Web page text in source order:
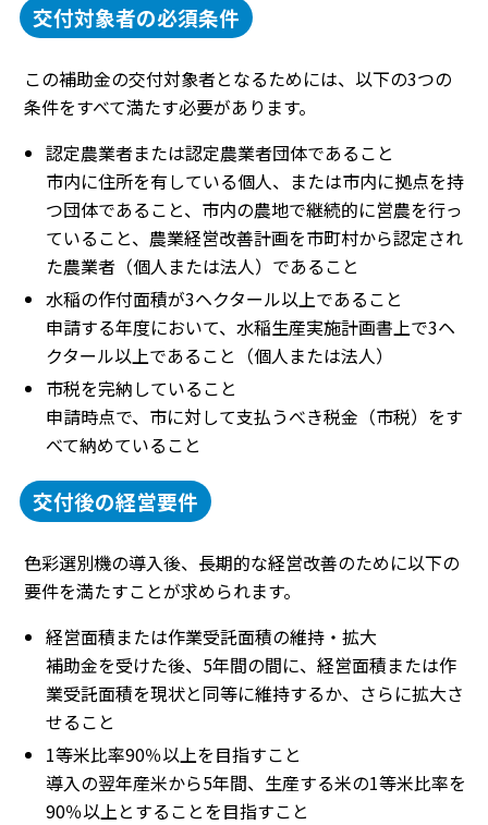
交付対象者の必須条件
この補助金の交付対象者となるためには、以下の3つの
条件をすべて満たす必要があります。
認定農業者または認定農業者団体であること
市内に住所を有している個人、または市内に拠点を持
つ団体であること、市内の農地で継続的に営農を行っ
ていること、農業経営改善計画を市町村から認定され
た農業者（個人または法人）であること
水稲の作付面積が3ヘクタール以上であること
申請する年度において、水稲生産実施計画書上で3ヘ
クタール以上であること（個人または法人）
市税を完納していること
申請時点で、市に対して支払うべき税金（市税）をす
べて納めていること
交付後の経営要件
色彩選別機の導入後、長期的な経営改善のために以下の
要件を満たすことが求められます。
経営面積または作業受託面積の維持・拡大
補助金を受けた後、5年間の間に、経営面積または作
業受託面積を現状と同等に維持するか、さらに拡大さ
せること
1等米比率90％以上を目指すこと
導入の翌年産米から5年間、生産する米の1等米比率を
90％以上とすることを目指すこと